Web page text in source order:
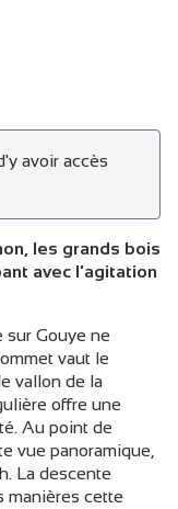
avoir accès
les grands bois
avec l'agitation
sur Gouye ne
vaut le
vallon de la
offre une
Au point de
vue panoramique,
La descente
manières cette